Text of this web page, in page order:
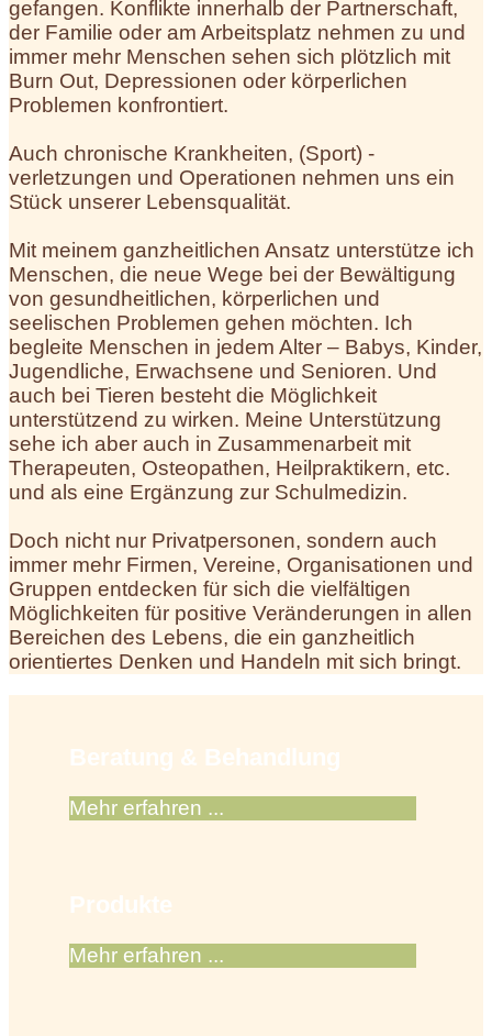
gefangen. Konflikte innerhalb der Partnerschaft,
der Familie oder am Arbeitsplatz nehmen zu und
immer mehr Menschen sehen sich plötzlich mit
Burn Out, Depressionen oder körperlichen
Problemen konfrontiert.
Auch chronische Krankheiten, (Sport) -
verletzungen und Operationen nehmen uns ein
Stück unserer Lebensqualität.
Mit meinem ganzheitlichen Ansatz unterstütze ich
Menschen, die neue Wege bei der Bewältigung
von gesundheitlichen, körperlichen und
seelischen Problemen gehen möchten. Ich
begleite Menschen in jedem Alter – Babys, Kinder,
Jugendliche, Erwachsene und Senioren. Und
auch bei Tieren besteht die Möglichkeit
unterstützend zu wirken. Meine Unterstützung
sehe ich aber auch in Zusammenarbeit mit
Therapeuten, Osteopathen, Heilpraktikern, etc.
und als eine Ergänzung zur Schulmedizin.
Doch nicht nur Privatpersonen, sondern auch
immer mehr Firmen, Vereine, Organisationen und
Gruppen entdecken für sich die vielfältigen
Möglichkeiten für positive Veränderungen in allen
Bereichen des Lebens, die ein ganzheitlich
orientiertes Denken und Handeln mit sich bringt.
Beratung & Behandlung
Mehr erfahren ...
Produkte
Mehr erfahren ...